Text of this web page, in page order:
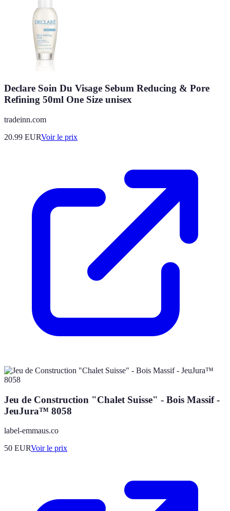
Declare Soin Du Visage Sebum Reducing & Pore
Refining 50ml One Size unisex
tradeinn.com
20.99 EURVoir le prix
Jeu de Construction "Chalet Suisse" - Bois Massif -
JeuJura™ 8058
label-emmaus.co
50 EURVoir le prix